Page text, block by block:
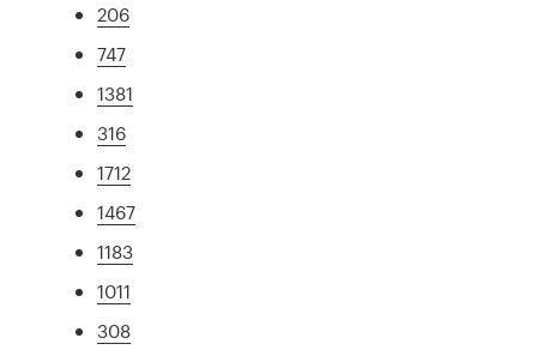
206
747
1381
316
1712
1467
1183
1011
308